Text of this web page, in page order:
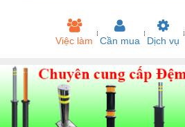
Việc làm Cần mua Dịch vụ